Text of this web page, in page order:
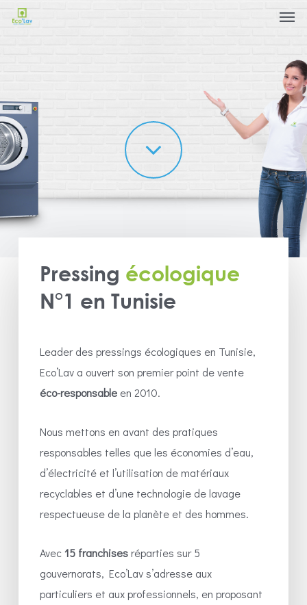
Skip
Menu
Pressing écologique
N°1 en Tunisie
Leader des pressings écologiques en Tunisie,
Eco’Lav a ouvert son premier point de vente
éco-responsable en 2010.
Nous mettons en avant des pratiques
responsables telles que les économies d’eau,
d’électricité et l’utilisation de matériaux
recyclables et d’une technologie de lavage
respectueuse de la planète et des hommes.
Avec15 franchisesréparties sur 5
gouvernorats, Eco’Lav s’adresse aux
particuliers et aux professionnels, en proposant
Menu